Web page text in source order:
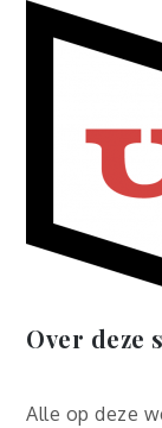
Over deze
Alle op deze